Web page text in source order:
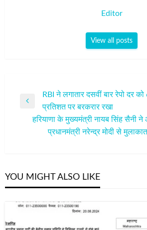
Editor
View all posts
नेविगेशन
Previous
Post
RBI ने लगातार दसवीं बार रेपो दर
प्रतिशत पर बरकरार रखा
हरियाणा के मुख्यमंत्री नायब सिंह सैनी
प्रधानमंत्री नरेन्द्र मोदी से
YOU MIGHT ALSO LIKE